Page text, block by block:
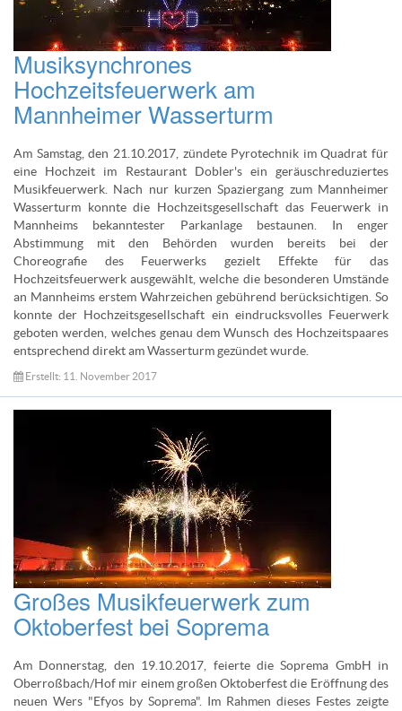
Musiksynchrones
Hochzeitsfeuerwerk am
Mannheimer Wasserturm
Am Samstag, den 21.10.2017, zündete Pyrotechnik im Quadrat für
eine Hochzeit im Restaurant Dobler's ein geräuschreduziertes
Musikfeuerwerk. Nach nur kurzen Spaziergang zum Mannheimer
Wasserturm konnte die Hochzeitsgesellschaft das Feuerwerk in
Mannheims bekanntester Parkanlage bestaunen. In enger
Abstimmung mit den Behörden wurden bereits bei der
Choreografie des Feuerwerks gezielt Effekte für das
Hochzeitsfeuerwerk ausgewählt, welche die besonderen Umstände
an Mannheims erstem Wahrzeichen gebührend berücksichtigen. So
konnte der Hochzeitsgesellschaft ein eindrucksvolles Feuerwerk
geboten werden, welches genau dem Wunsch des Hochzeitspaares
entsprechend direkt am Wasserturm gezündet wurde.
Erstellt: 11. November 2017
Großes Musikfeuerwerk zum
Oktoberfest bei Soprema
Am Donnerstag, den 19.10.2017, feierte die Soprema GmbH in
Oberroßbach/Hof mir einem großen Oktoberfest die Eröffnung des
neuen Wers "Efyos by Soprema". Im Rahmen dieses Festes zeigte